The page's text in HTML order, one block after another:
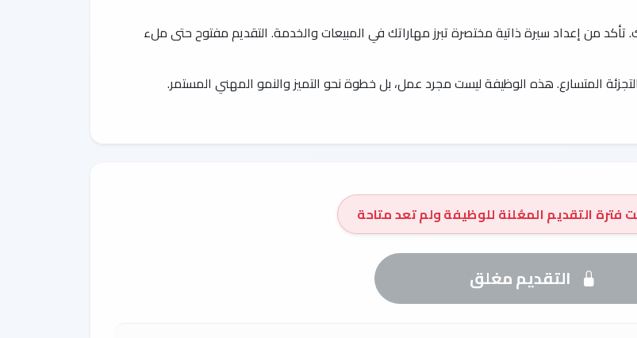
تأكد من إعداد سيرة ذاتية مختصرة تبرز مهاراتك في المبيعات والخدمة. التقديم مفتوح حتى ملء
المتسارع. هذه الوظيفة ليست مجرد عمل، بل خطوة نحو التميز والنمو المهني المستمر.
فترة التقديم المعُلنة للوظيفة ولم تعد متاحة
التقديم مغلق